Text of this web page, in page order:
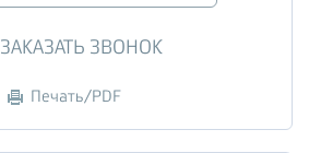
ЗАКАЗАТЬ ЗВОНОК
Печать/PDF